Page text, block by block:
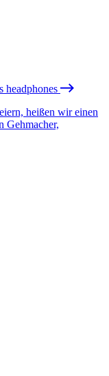
headphones
heißen wir einen
Gehmacher,